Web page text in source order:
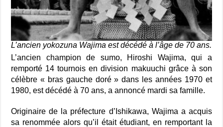
L’ancien yokozuna Wajima est décédé à l’âge de 70 ans.
L’ancien champion de sumo, Hiroshi Wajima, qui a
remporté 14 tournois en division makuuchi grâce à son
célèbre « bras gauche doré » dans les années 1970 et
1980, est décédé à 70 ans, a annoncé mardi sa famille.
Originaire de la préfecture d’Ishikawa, Wajima a acquis
sa renommée alors qu’il était étudiant, en remportant la